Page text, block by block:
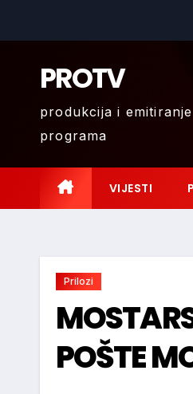
PROTV
produkcija i
programa
VIJESTI
Prilozi
POŠTE